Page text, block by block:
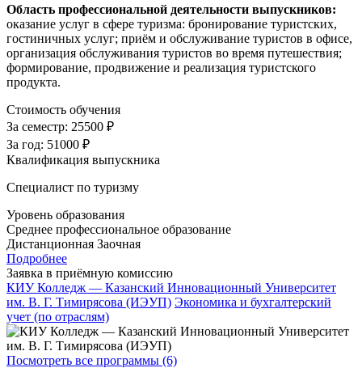
Область профессиональной деятельности выпускников:
оказание услуг в сфере туризма: бронирование туристских,
гостиничных услуг; приём и обслуживание туристов в офисе,
организация обслуживания туристов во время путешествия;
формирование, продвижение и реализация туристского
продукта.
Стоимость обучения
За семестр: 25500 ₽
За год: 51000 ₽
Квалификация выпускника
Специалист по туризму
Уровень образования
Среднее профессиональное образование
Дистанционная Заочная
Подробнее
Заявка в приёмную комиссию
КИУ Колледж — Казанский Инновационный Университет
им. В. Г. Тимирясова (ИЭУП) Экономика и бухгалтерский
учет (по отраслям)
Посмотреть все программы (6)